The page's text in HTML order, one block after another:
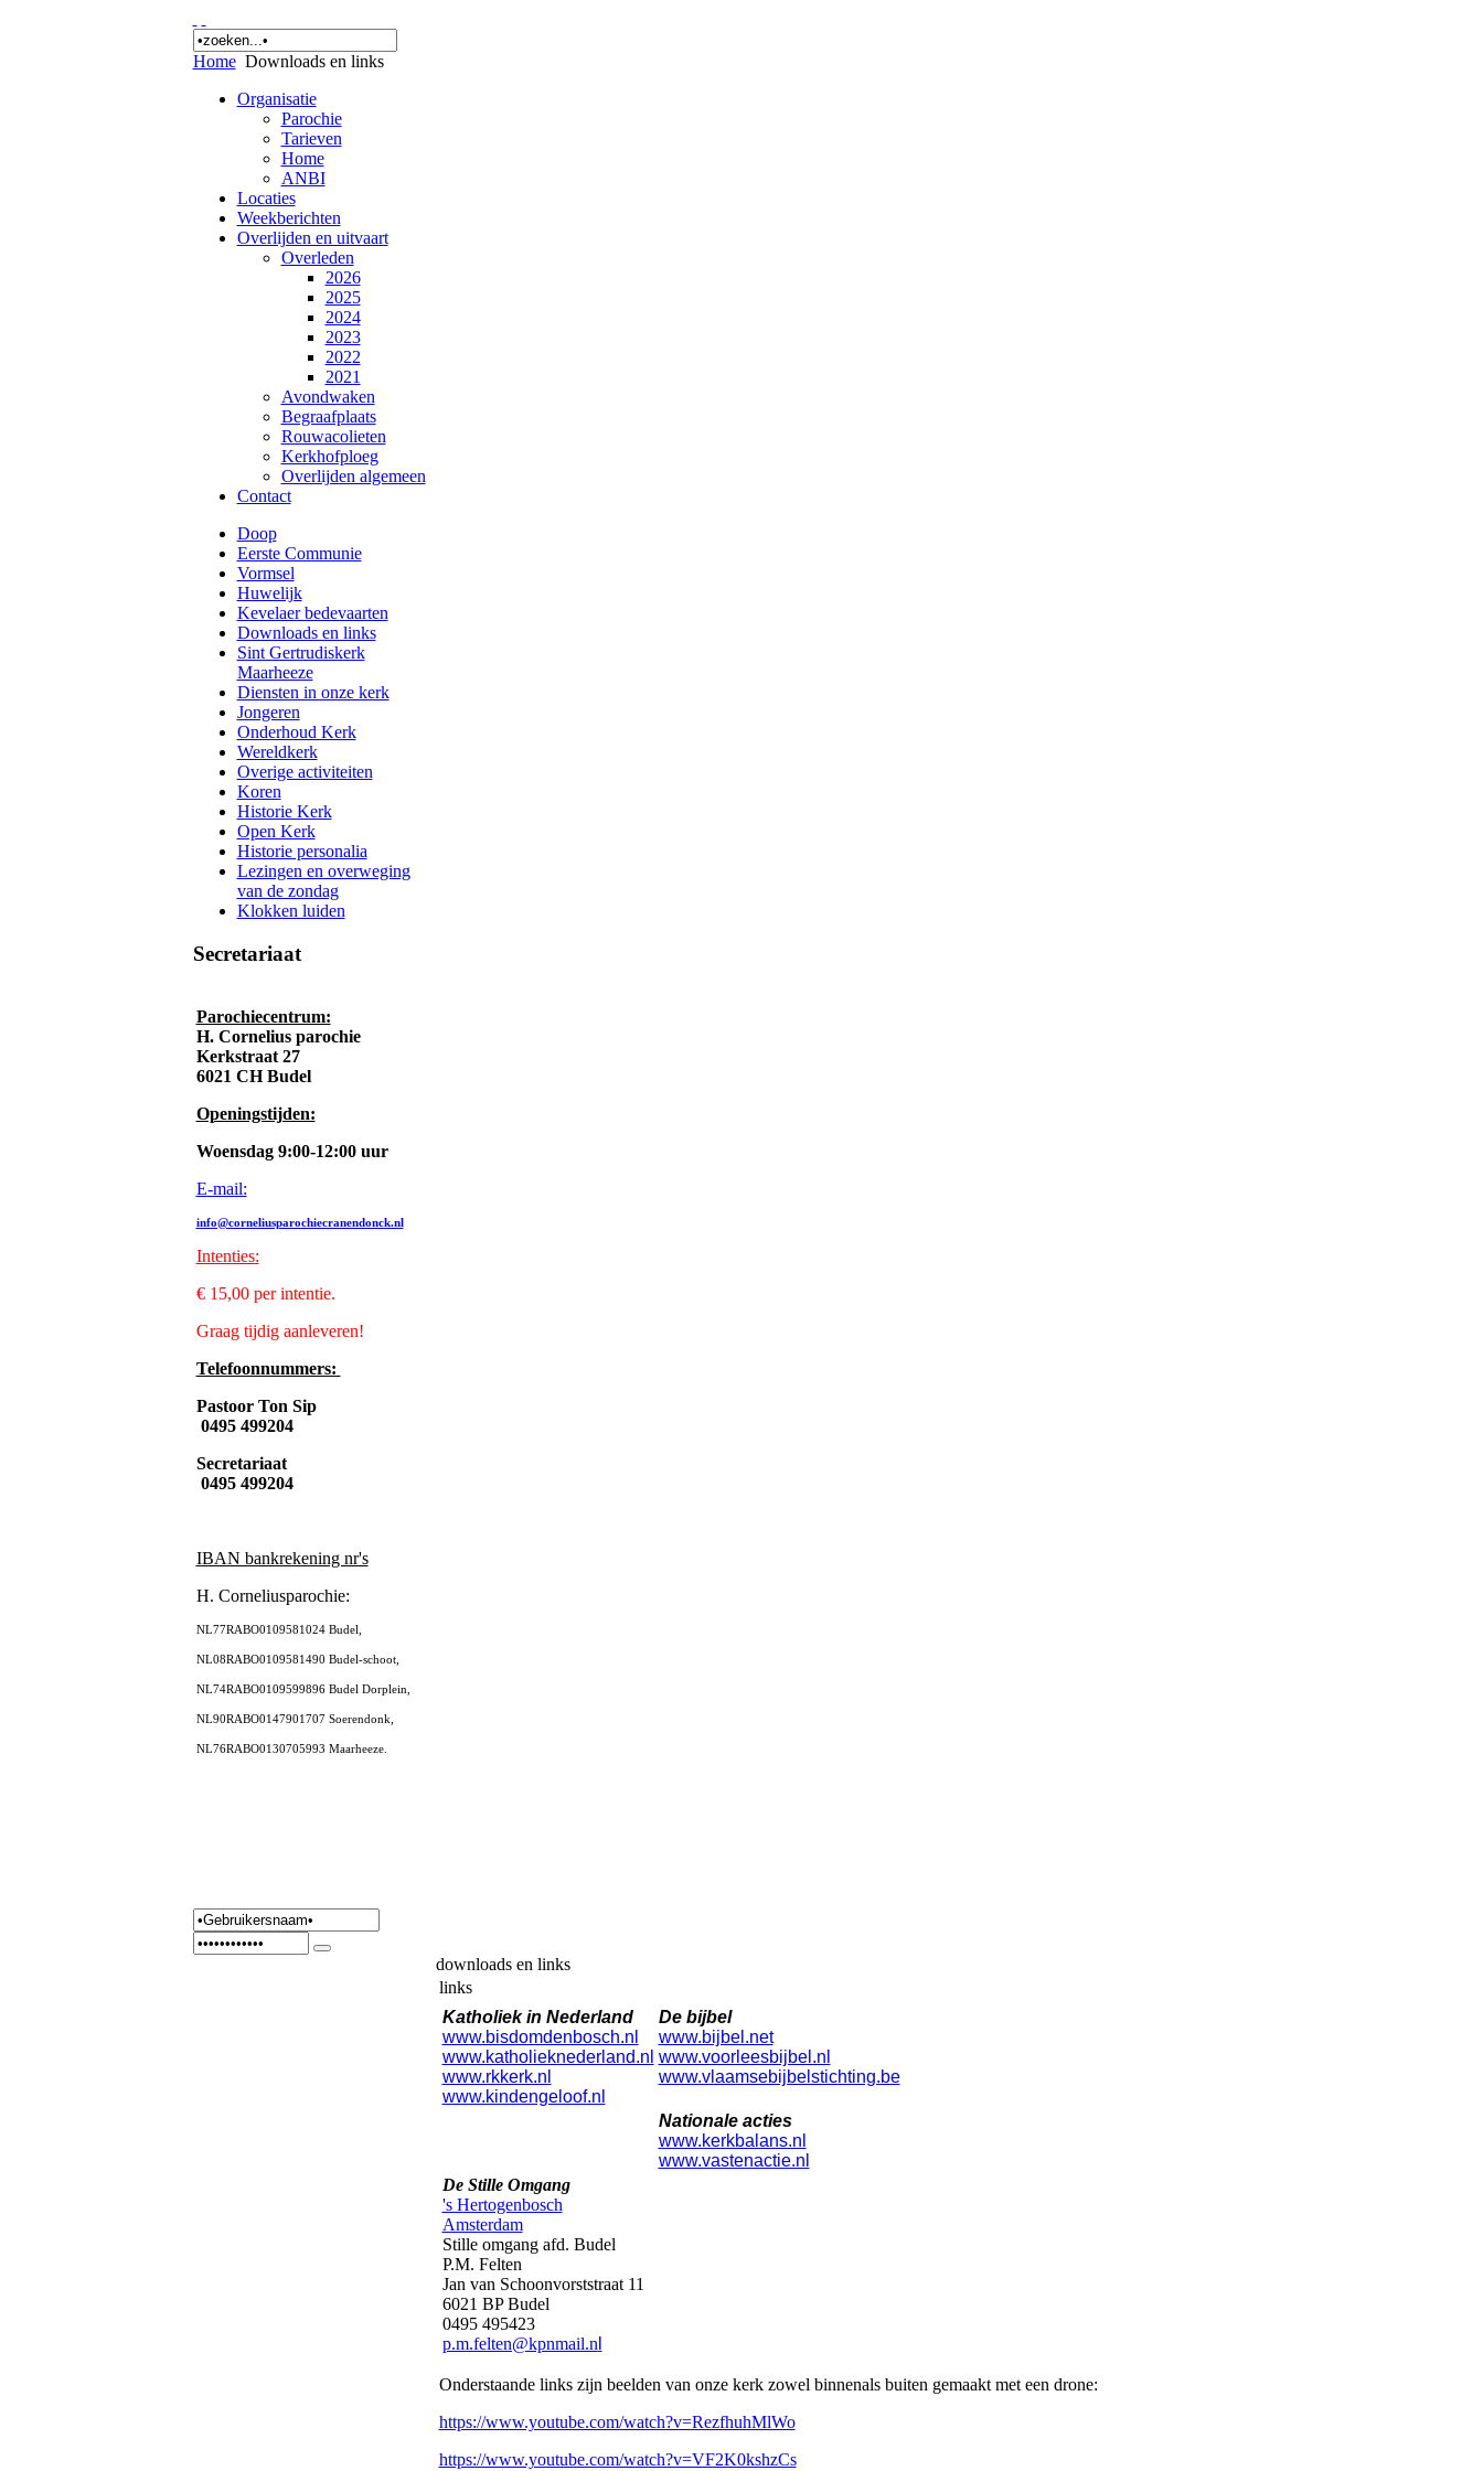
Home Downloads en links
Organisatie
Parochie
Tarieven
Home
ANBI
Locaties
Weekberichten
Overlijden en uitvaart
Overleden
2026
2025
2024
2023
2022
2021
Avondwaken
Begraafplaats
Rouwacolieten
Kerkhofploeg
Overlijden algemeen
Contact
Doop
Eerste Communie
Vormsel
Huwelijk
Kevelaer bedevaarten
Downloads en links
Sint Gertrudiskerk
Maarheeze
Diensten in onze kerk
Jongeren
Onderhoud Kerk
Wereldkerk
Overige activiteiten
Koren
Historie Kerk
Open Kerk
Historie personalia
Lezingen en overweging
van de zondag
Klokken luiden
Secretariaat
Parochiecentrum:
H. Cornelius parochie
Kerkstraat 27
6021 CH Budel
Openingstijden:
Woensdag 9:00-12:00 uur
E-mail:
info@corneliusparochiecranendonck.nl
Intenties:
€ 15,00 per intentie.
Graag tijdig aanleveren!
Telefoonnummers:
Pastoor Ton Sip
0495 499204
Secretariaat
0495 499204
IBAN bankrekening nr's
H. Corneliusparochie:
NL77RABO0109581024 Budel,
NL08RABO0109581490 Budel-schoot,
NL74RABO0109599896 Budel Dorplein,
NL90RABO0147901707 Soerendonk,
NL76RABO0130705993 Maarheeze.
downloads en links
links
Katholiek in Nederland
www.bisdomdenbosch.nl
www.katholieknederland.nl
www.rkkerk.nl
www.kindengeloof.nl
De bijbel
www.bijbel.net
www.voorleesbijbel.nl
www.vlaamsebijbelstichting.be
Nationale acties
www.kerkbalans.nl
www.vastenactie.nl
De Stille Omgang
's Hertogenbosch
Amsterdam
Stille omgang afd. Budel
P.M. Felten
Jan vanSchoonvorststraat11
6021 BP Budel
0495 495423
p.m.felten@kpnmail.nl
Onderstaande links zijn beelden van onze kerk zowel binnenals buiten gemaakt met een drone:
https://www.youtube.com/watch?v=RezfhuhMlWo
https://www.youtube.com/watch?v=VF2K0kshzCs